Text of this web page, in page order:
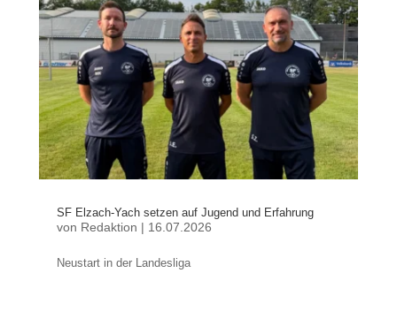
SF Elzach-Yach setzen auf Jugend und Erfahrung
von Redaktion | 16.07.2026
Neustart in der Landesliga